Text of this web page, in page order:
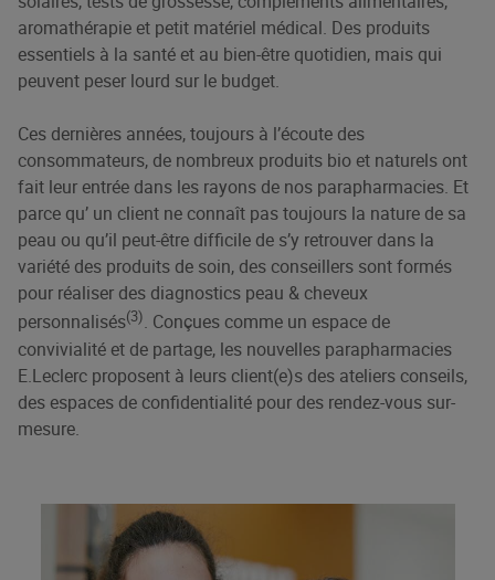
aromathérapie et petit matériel médical. Des produits
essentiels à la santé et au bien-être quotidien, mais qui
peuvent peser lourd sur le budget.
Ces dernières années, toujours à l’écoute des
consommateurs, de nombreux produits bio et naturels ont
fait leur entrée dans les rayons de nos parapharmacies. Et
parce qu’ un client ne connaît pas toujours la nature de sa
peau ou qu’il peut-être difficile de s’y retrouver dans la
variété des produits de soin, des conseillers sont formés
pour réaliser des diagnostics peau & cheveux
personnalisés(3). Conçues comme un espace de
convivialité et de partage, les nouvelles parapharmacies
E.Leclerc proposent à leurs client(e)s des ateliers conseils,
des espaces de confidentialité pour des rendez-vous sur-
mesure.